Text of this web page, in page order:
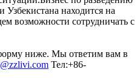
Узбекистана находится на
возможности сотрудничать с
ниже. Мы ответим вам в
Тел:+86-